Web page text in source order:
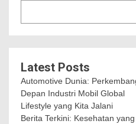
Latest Posts
Automotive Dunia:
Depan Industri Mobil Global
Lifestyle yang Kita Jalani
Berita Terkini: Kesehatan